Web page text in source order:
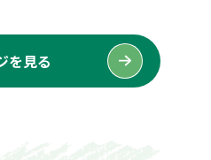
を見る